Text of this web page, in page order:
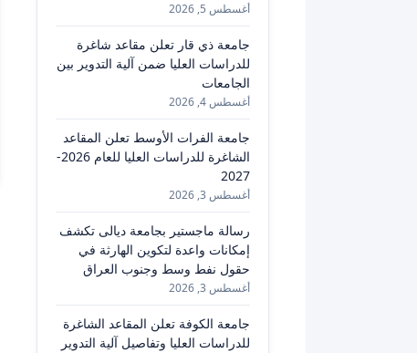
أغسطس 5, 2026
جامعة ذي قار تعلن مقاعد شاغرة
للدراسات العليا ضمن آلية التدوير بين
الجامعات
أغسطس 4, 2026
جامعة الفرات الأوسط تعلن المقاعد
الشاغرة للدراسات العليا للعام 2026-
2027
أغسطس 3, 2026
رسالة ماجستير بجامعة ديالى تكشف
إمكانات واعدة لتكوين الهارثة في
حقول نفط وسط وجنوب العراق
أغسطس 3, 2026
جامعة الكوفة تعلن المقاعد الشاغرة
للدراسات العليا وتفاصيل آلية التدوير